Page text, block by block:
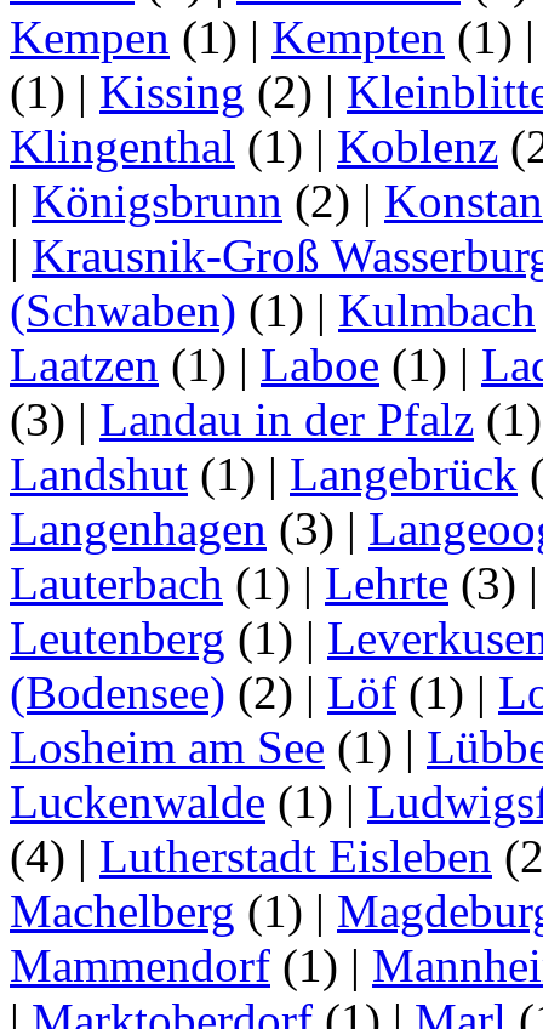
Kempen (1) | Kempten (1)
(1) | Kissing (2) |
Klingenthal (1) | Koblenz
| Königsbrunn (2) |
| Krausnik-Groß
(Schwaben) (1) | Kulmbach
Laatzen (1) | Laboe (1) |
(3) | Landau in der Pfalz
Landshut (1) | Langebrück
Langenhagen (3) |
Lauterbach (1) | Lehrte (3)
Leutenberg (1) |
(Bodensee) (2) | Löf (1) |
Losheim am See (1) |
Luckenwalde (1) |
(4) | Lutherstadt Eisleben
Machelberg (1) |
Mammendorf (1) |